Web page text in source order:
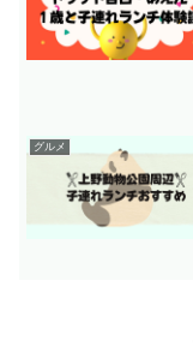
グルメ